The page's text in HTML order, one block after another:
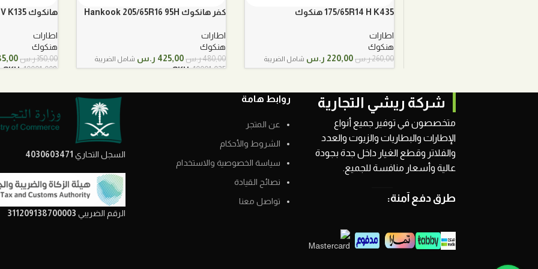
175/65R14 H K435 هنكوك
اطارات
هنكوك
260,00ر.س السعر
الأصلي
260,00 ر.س.
220,00 ر.س السعر
الحالي
220,00 ر.س.
شامل الضريبة
كفر هانكوك Hankook 205/65R16 95H
اطارات
هنكوك
480,00ر.س السعر
الأصلي
480,00 ر.س.
425,00 ر.س السعر
الحالي
425,00 ر.س.
شامل الضريبة
SKU:10001-025
هانكوك 215/60R16 V K135
اطارات
هنكوك
350,00ر.س
350,00
SKU:10001-008
شركة ريشي التجارية
متخصصون في توفير جميع أنواع
الإطارات والبطاريات والزيوت والعدد
والفلاتر وقطع الغيار داخل جدة بجودة
عالية وأسعار منافسة للجميع.
طرق دفع آمنة:
روابط هامة
عن المتجر
الشروط والأحكام
سياسة الخصوصية والاستخدام
نصائح القيادة
تواصل معنا
السجل التحاري 4030603471
الرقم الضريبي 311209138700003